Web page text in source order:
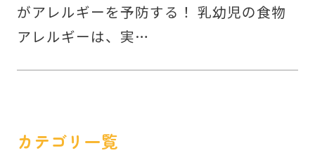
がアレルギーを予防する！ 乳幼児の食物
アレルギーは、実…
カテゴリ一覧